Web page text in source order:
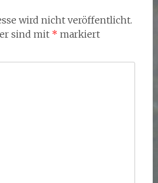
wird nicht veröffentlicht.
sind mit * markiert